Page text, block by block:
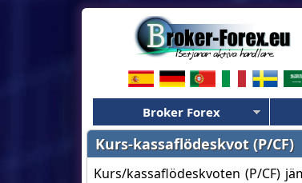
Broker Forex
Kurs-kassaflödeskvot (P/CF)
Kurs/kassaflödeskvoten (P/CF)